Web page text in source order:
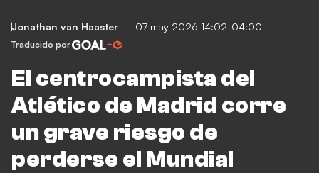
Jonathan van Haaster 07 may 2026 14:02-04:00
Traducido por
El centrocampista del
Atlético de Madrid corre
un grave riesgo de
perderse el Mundial